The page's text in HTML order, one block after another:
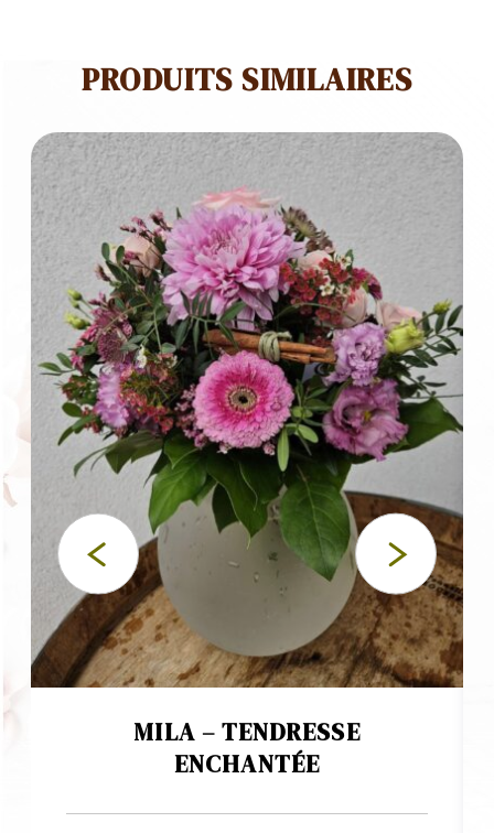
PRODUITS SIMILAIRES
MILA – TENDRESSE
ENCHANTÉE